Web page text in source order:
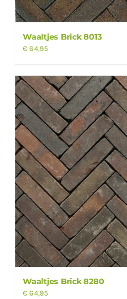
Waaltjes Brick 8013
€ 64,95
Waaltjes Brick 8280
€ 64,95